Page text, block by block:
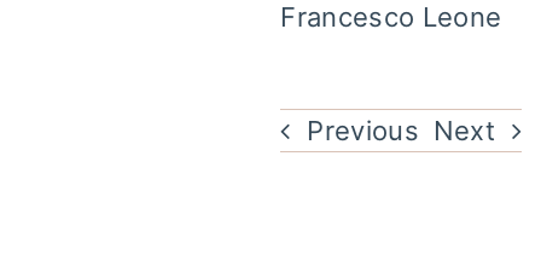
Francesco Leone
Previous Next